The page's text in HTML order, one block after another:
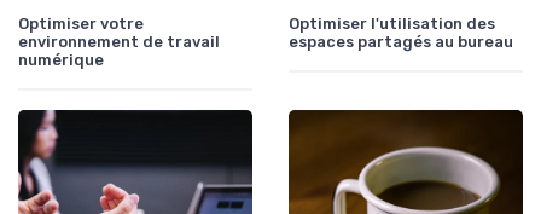
Optimiser votre
environnement de travail
numérique
Optimiser l'utilisation des
espaces partagés au bureau